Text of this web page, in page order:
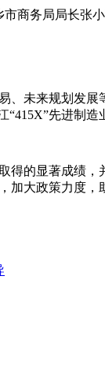
商务局局长张
、未来规划发
先进制造
的显著成绩
大政策力度